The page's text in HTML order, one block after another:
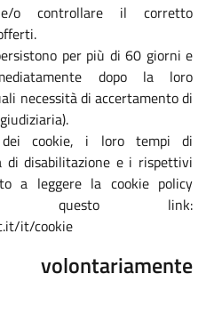
o controllare il corretto
per più di 60 giorni e
dopo la loro
necessità di accertamento di
dei cookie, i loro tempi di
di disabilitazione e i rispettivi
a leggere la cookie policy
a questo link:
it/cookie